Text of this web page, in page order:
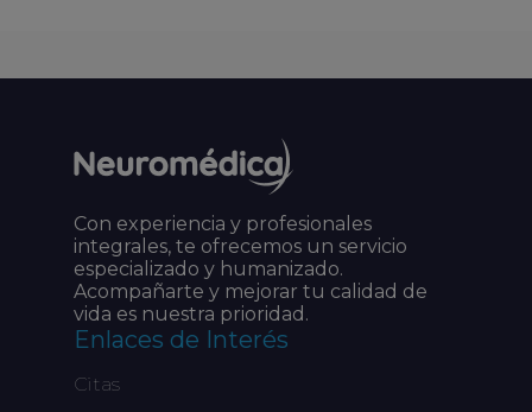
Con experiencia y profesionales
integrales, te ofrecemos un servicio
especializado y humanizado.
Acompañarte y mejorar tu calidad de
vida es nuestra prioridad.
Enlaces de Interés
Citas